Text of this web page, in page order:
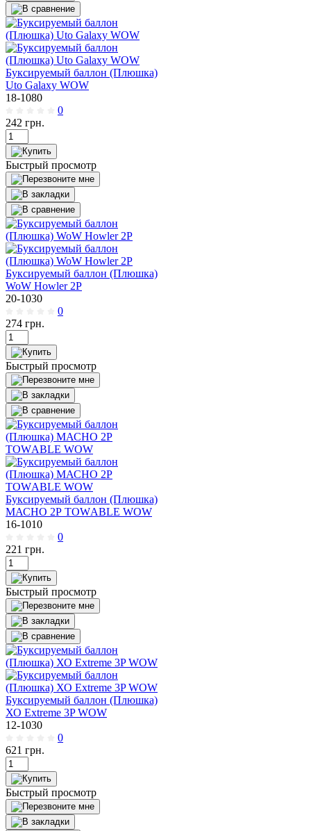
Буксируемый баллон (Плюшка)
Uto Galaxy WOW
18-1080
0
242 грн.
Быстрый просмотр
Буксируемый баллон (Плюшка)
WoW Howler 2P
20-1030
0
274 грн.
Быстрый просмотр
Буксируемый баллон (Плюшка)
МАСНО 2Р TOWАВLЕ WOW
16-1010
0
221 грн.
Быстрый просмотр
Буксируемый баллон (Плюшка)
ХО Еxtreme 3P WOW
12-1030
0
621 грн.
Быстрый просмотр